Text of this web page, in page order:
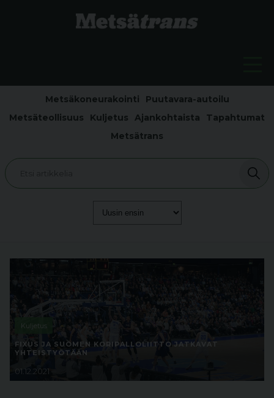
Metsäkoneurakointi
Puutavara-autoilu
Metsäteollisuus
Kuljetus Ajankohtaista
Tapahtumat
Metsätrans
Kuljetus
FIXUS JA SUOMEN KORIPALLOLIITTO JATKAVAT
YHTEISTYÖTÄÄN
01.12.2021